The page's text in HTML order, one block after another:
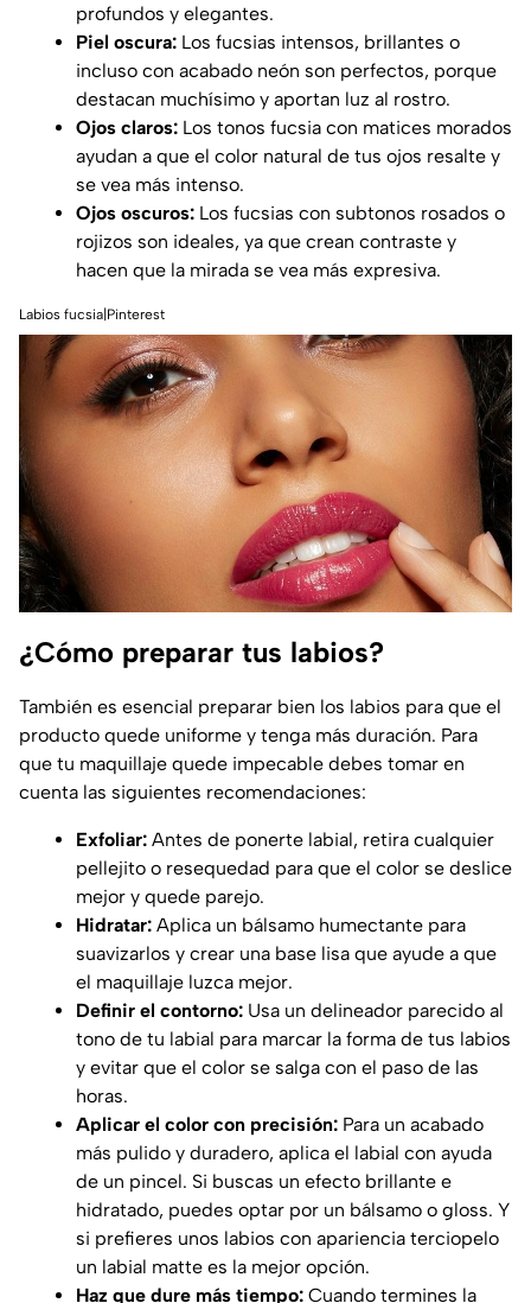
profundos y elegantes.
Piel oscura: Los fucsias intensos, brillantes o
incluso con acabado neón son perfectos, porque
destacan muchísimo y aportan luz al rostro.
Ojos claros: Los tonos fucsia con matices morados
ayudan a que el color natural de tus ojos resalte y
se vea más intenso.
Ojos oscuros: Los fucsias con subtonos rosados o
rojizos son ideales, ya que crean contraste y
hacen que la mirada se vea más expresiva.
Labios fucsia|Pinterest
¿Cómo preparar tus labios?
También es esencial preparar bien los labios para que el
producto quede uniforme y tenga más duración. Para
que tu maquillaje quede impecable debes tomar en
cuenta las siguientes recomendaciones:
Exfoliar: Antes de ponerte labial, retira cualquier
pellejito o resequedad para que el color se deslice
mejor y quede parejo.
Hidratar: Aplica un bálsamo humectante para
suavizarlos y crear una base lisa que ayude a que
el maquillaje luzca mejor.
Definir el contorno: Usa un delineador parecido al
tono de tu labial para marcar la forma de tus labios
y evitar que el color se salga con el paso de las
horas.
Aplicar el color con precisión: Para un acabado
más pulido y duradero, aplica el labial con ayuda
de un pincel. Si buscas un efecto brillante e
hidratado, puedes optar por un bálsamo o gloss. Y
si prefieres unos labios con apariencia terciopelo
un labial matte es la mejor opción.
Haz que dure más tiempo: Cuando termines la